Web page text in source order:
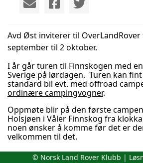
Avd Øst inviterer til OverLandRover
september til 2 oktober.
I år går turen til Finnskogen med
Sverige på lørdagen. Turen kan
standard bil evt. med offroad
ordinære campingvogner.
Oppmøte blir på den første
Holsjøen i Våler Finnskog fra
noen ønsker å komme før det er
velkommen til det.
© Norsk Land Rover Klubb |